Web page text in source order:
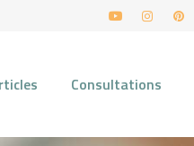
Consultations